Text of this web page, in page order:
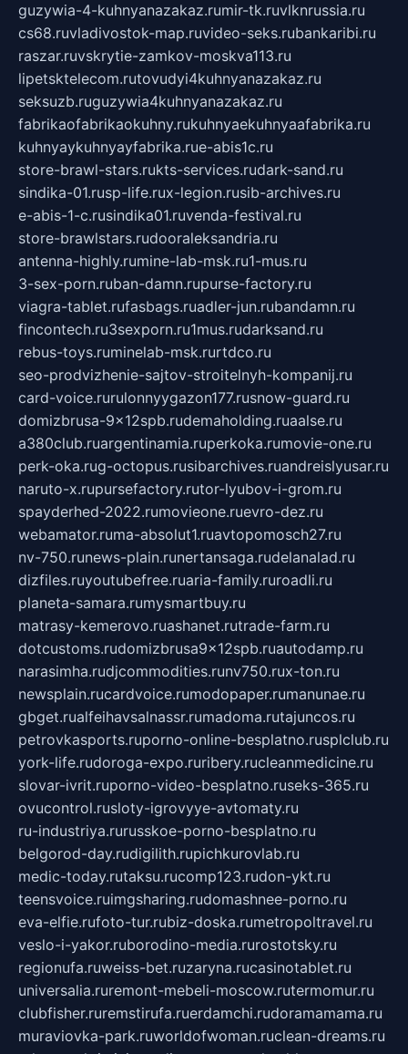
guzywia-4-kuhnyanazakaz.rumir-tk.ruvlknrussia.ru
cs68.ruvladivostok-map.ruvideo-seks.rubankaribi.ru
raszar.ruvskrytie-zamkov-moskva113.ru
lipetsktelecom.rutovudyi4kuhnyanazakaz.ru
seksuzb.ruguzywia4kuhnyanazakaz.ru
fabrikaofabrikaokuhny.rukuhnyaekuhnyaafabrika.ru
kuhnyaykuhnyayfabrika.rue-abis1c.ru
store-brawl-stars.rukts-services.rudark-sand.ru
sindika-01.rusp-life.rux-legion.rusib-archives.ru
e-abis-1-c.rusindika01.ruvenda-festival.ru
store-brawlstars.rudooraleksandria.ru
antenna-highly.rumine-lab-msk.ru1-mus.ru
3-sex-porn.ruban-damn.rupurse-factory.ru
viagra-tablet.rufasbags.ruadler-jun.rubandamn.ru
fincontech.ru3sexporn.ru1mus.rudarksand.ru
rebus-toys.ruminelab-msk.rurtdco.ru
seo-prodvizhenie-sajtov-stroitelnyh-kompanij.ru
card-voice.rurulonnyygazon177.rusnow-guard.ru
domizbrusa-9x12spb.rudemaholding.ruaalse.ru
a380club.ruargentinamia.ruperkoka.rumovie-one.ru
perk-oka.rug-octopus.rusibarchives.ruandreislyusar.ru
naruto-x.rupursefactory.rutor-lyubov-i-grom.ru
spayderhed-2022.rumovieone.ruevro-dez.ru
webamator.ruma-absolut1.ruavtopomosch27.ru
nv-750.runews-plain.runertansaga.rudelanalad.ru
dizfiles.ruyoutubefree.ruaria-family.ruroadli.ru
planeta-samara.rumysmartbuy.ru
matrasy-kemerovo.ruashanet.rutrade-farm.ru
dotcustoms.rudomizbrusa9x12spb.ruautodamp.ru
narasimha.rudjcommodities.runv750.rux-ton.ru
newsplain.rucardvoice.rumodopaper.rumanunae.ru
gbget.rualfeihavsalnassr.rumadoma.rutajuncos.ru
petrovkasports.ruporno-online-besplatno.rusplclub.ru
york-life.rudoroga-expo.ruribery.rucleanmedicine.ru
slovar-ivrit.ruporno-video-besplatno.ruseks-365.ru
ovucontrol.rusloty-igrovyye-avtomaty.ru
ru-industriya.rurusskoe-porno-besplatno.ru
belgorod-day.rudigilith.rupichkurovlab.ru
medic-today.rutaksu.rucomp123.rudon-ykt.ru
teensvoice.ruimgsharing.rudomashnee-porno.ru
eva-elfie.rufoto-tur.rubiz-doska.rumetropoltravel.ru
veslo-i-yakor.ruborodino-media.rurostotsky.ru
regionufa.ruweiss-bet.ruzaryna.rucasinotablet.ru
universalia.ruremont-mebeli-moscow.rutermomur.ru
clubfisher.ruremstirufa.ruerdamchi.rudoramamama.ru
muraviovka-park.ruworldofwoman.ruclean-dreams.ru